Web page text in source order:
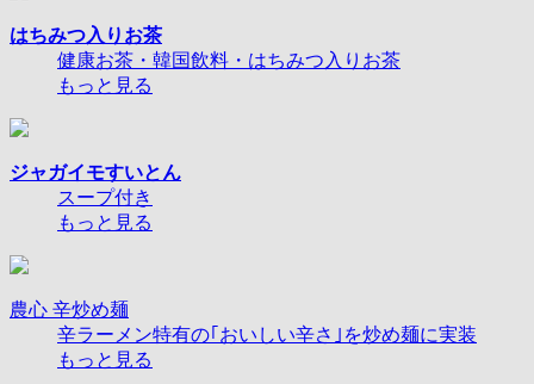
はちみつ入りお茶
健康お茶・韓国飲料・はちみつ入りお茶
もっと見る
ジャガイモすいとん
スープ付き
もっと見る
農心 辛炒め麺
辛ラーメン特有の｢おいしい辛さ｣を炒め麺に実装
もっと見る